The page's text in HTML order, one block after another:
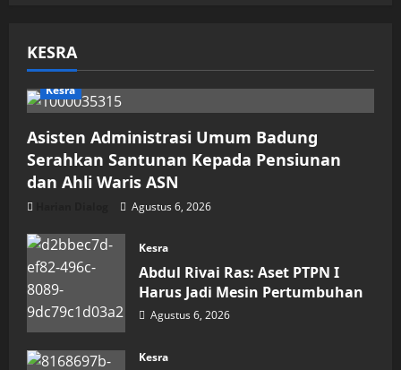
KESRA
Kesra
Asisten Administrasi Umum Badung
Serahkan Santunan Kepada Pensiunan
dan Ahli Waris ASN
Agustus 6, 2026
Kesra
Abdul Rivai Ras: Aset PTPN I
Harus Jadi Mesin Pertumbuhan
Agustus 6, 2026
Kesra